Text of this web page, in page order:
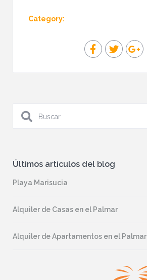
Category:
Últimos artículos del blog
Playa Marisucia
Alquiler de Casas en el Palmar
Alquiler de Apartamentos en el Palmar